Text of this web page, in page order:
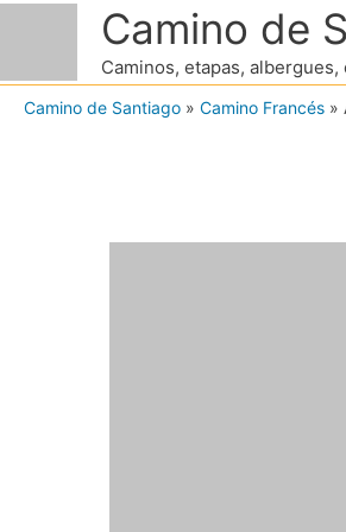
contenido
Camino de
Caminos, etapas,
Camino de Santiago » Camino Francés »